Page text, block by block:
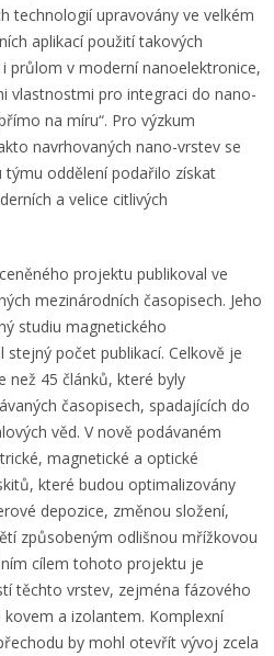
technologií upravovány ve velkém
aplikací použití takových
průlom v moderní nanoelektronice,
vlastnostmi pro integraci do nano-
na míru“. Pro výzkum
navrhovaných nano-vrstev se
oddělení podařilo získat
a velice citlivých
projektu publikoval ve
mezinárodních časopisech. Jeho
studiu magnetického
počet publikací. Celkově je
než 45 článků, které byly
časopisech, spadajících do
věd. V nově podávaném
magnetické a optické
které budou optimalizovány
depozice, změnou složení,
způsobeným odlišnou mřížkovou
cílem tohoto projektu je
těchto vrstev, zejména fázového
a izolantem. Komplexní
by mohl otevřít vývoj zcela